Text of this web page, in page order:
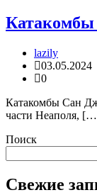
lazily
03.05.2024
0
Катакомбы Сан
части Неаполя,
Поиск
Свежие